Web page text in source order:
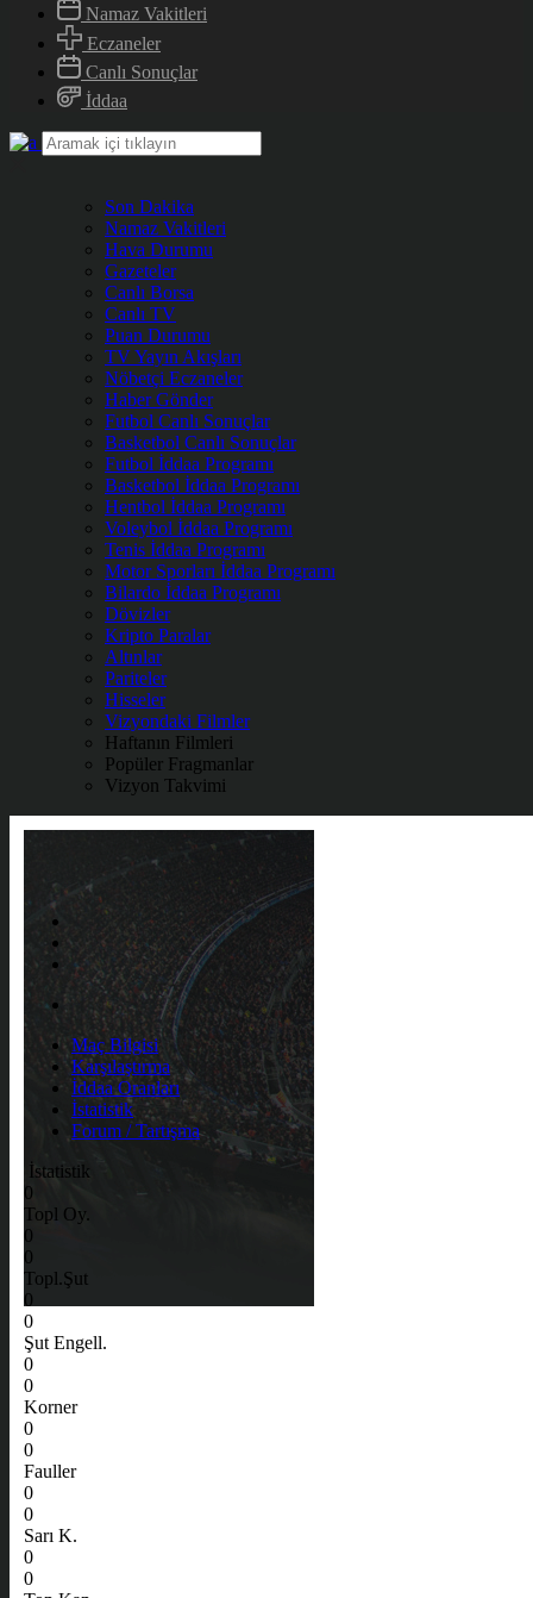
Namaz Vakitleri
Eczaneler
Canlı Sonuçlar
İddaa
Son Dakika
Namaz Vakitleri
Hava Durumu
Gazeteler
Canlı Borsa
Canlı TV
Puan Durumu
TV Yayın Akışları
Nöbetçi Eczaneler
Haber Gönder
Futbol Canlı Sonuçlar
Basketbol Canlı Sonuçlar
Futbol İddaa Programı
Basketbol İddaa Programı
Hentbol İddaa Programı
Voleybol İddaa Programı
Tenis İddaa Programı
Motor Sporları İddaa Programı
Bilardo İddaa Programı
Dövizler
Kripto Paralar
Altınlar
Pariteler
Hisseler
Vizyondaki Filmler
Haftanın Filmleri
Popüler Fragmanlar
Vizyon Takvimi
Maç Bilgisi
Karşılaştırma
İddaa Oranları
İstatistik
Forum / Tartışma
İstatistik
0
Topl Oy.
0
0
Topl.Şut
0
0
Şut Engell.
0
0
Korner
0
0
Fauller
0
0
Sarı K.
0
0